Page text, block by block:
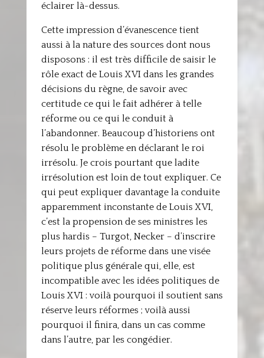
éclairer là-dessus.
Cette impression d’évanescence tient
aussi à la nature des sources dont nous
disposons : il est très difficile de saisir le
rôle exact de Louis XVI dans les grandes
décisions du règne, de savoir avec
certitude ce qui le fait adhérer à telle
réforme ou ce qui le conduit à
l’abandonner. Beaucoup d’historiens ont
résolu le problème en déclarant le roi
irrésolu. Je crois pourtant que ladite
irrésolution est loin de tout expliquer. Ce
qui peut expliquer davantage la conduite
apparemment inconstante de Louis XVI,
c’est la propension de ses ministres les
plus hardis – Turgot, Necker – d’inscrire
leurs projets de réforme dans une visée
politique plus générale qui, elle, est
incompatible avec les idées politiques de
Louis XVI : voilà pourquoi il soutient sans
réserve leurs réformes ; voilà aussi
pourquoi il finira, dans un cas comme
dans l’autre, par les congédier.